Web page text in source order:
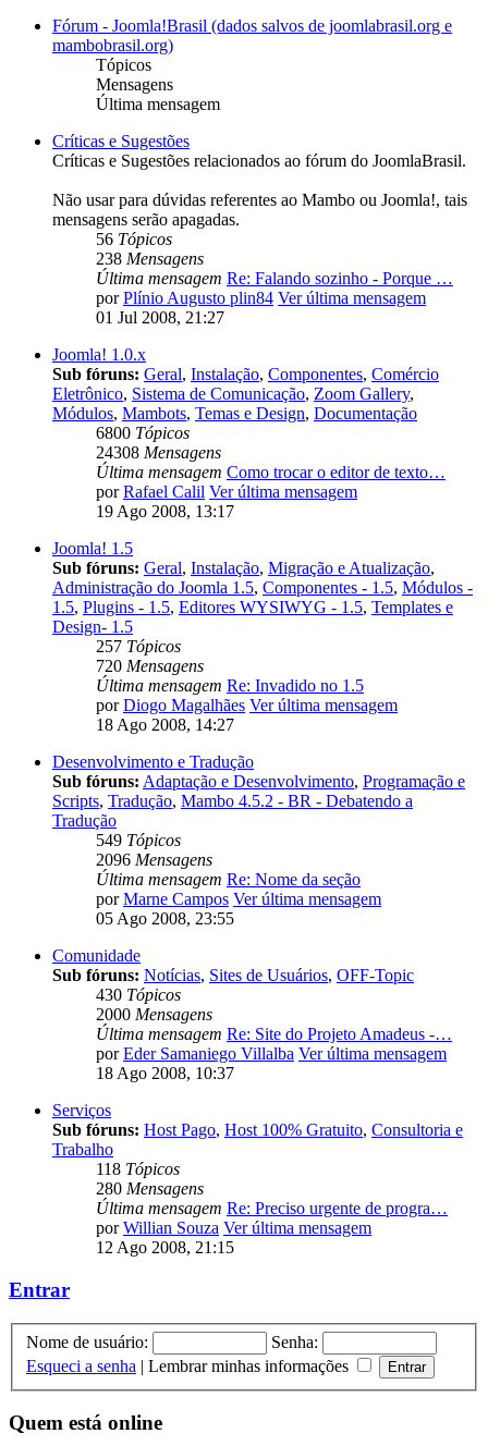
Fórum - Joomla!Brasil (dados salvos de joomlabrasil.org e
mambobrasil.org)
Tópicos
Mensagens
Última mensagem
Críticas e Sugestões
Críticas e Sugestões relacionados ao fórum do JoomlaBrasil.
Não usar para dúvidas referentes ao Mambo ou Joomla!, tais
mensagens serão apagadas.
56 Tópicos
238 Mensagens
Última mensagem Re: Falando sozinho - Porque …
porPlínio Augusto plin84 Ver última mensagem
01 Jul 2008, 21:27
Joomla! 1.0.x
Sub fóruns: Geral, Instalação, Componentes, Comércio
Eletrônico, Sistema de Comunicação, Zoom Gallery,
Módulos, Mambots, Temas e Design, Documentação
6800 Tópicos
24308 Mensagens
Última mensagem Como trocar o editor de texto…
porRafael Calil Ver última mensagem
19 Ago 2008, 13:17
Joomla! 1.5
Sub fóruns: Geral, Instalação, Migração e Atualização,
Administração do Joomla 1.5, Componentes - 1.5, Módulos -
1.5, Plugins - 1.5, Editores WYSIWYG - 1.5, Templates e
Design- 1.5
257 Tópicos
720 Mensagens
Última mensagem Re: Invadido no 1.5
porDiogo Magalhães Ver última mensagem
18 Ago 2008, 14:27
Desenvolvimento e Tradução
Sub fóruns: Adaptação e Desenvolvimento, Programação e
Scripts, Tradução, Mambo 4.5.2 - BR - Debatendo a
Tradução
549 Tópicos
2096 Mensagens
Última mensagem Re: Nome da seção
porMarne Campos Ver última mensagem
05 Ago 2008, 23:55
Comunidade
Sub fóruns: Notícias, Sites de Usuários, OFF-Topic
430 Tópicos
2000 Mensagens
Última mensagem Re: Site do Projeto Amadeus -…
porEder Samaniego Villalba Ver última mensagem
18 Ago 2008, 10:37
Serviços
Sub fóruns: Host Pago, Host 100% Gratuito, Consultoria e
Trabalho
118 Tópicos
280 Mensagens
Última mensagem Re: Preciso urgente de progra…
porWillian Souza Ver última mensagem
12 Ago 2008, 21:15
Entrar
Nome de usuário:
Senha:
Esqueci a senha | Lembrar minhas informações
Quem está online